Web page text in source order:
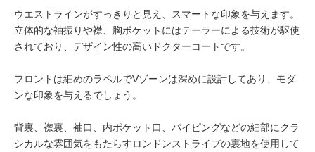
ウエストラインがすっきりと見え、スマートな印象を与えます。
立体的な袖振りや襟、胸ポケットにはテーラーによる技術が駆使
されており、デザイン性の高いドクターコートです。
フロントは細めのラペルでVゾーンは深めに設計してあり、モダ
ンな印象を与えるでしょう。
背裏、襟裏、袖口、内ポケット口、パイピングなどの細部にクラ
シカルな雰囲気をもたらすロンドンストライプの裏地を使用して